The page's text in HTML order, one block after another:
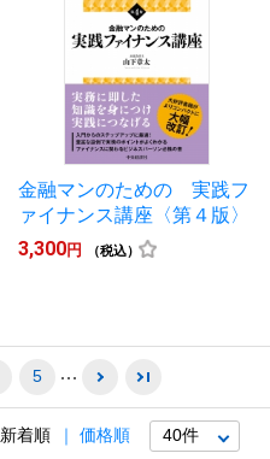
金融マンのための 実践フ
ァイナンス講座〈第４版〉
3,300円 （税込）
5
新着順 価格順